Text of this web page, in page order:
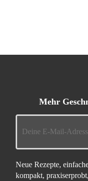
Mehr
Neue Rezepte,
kompakt,